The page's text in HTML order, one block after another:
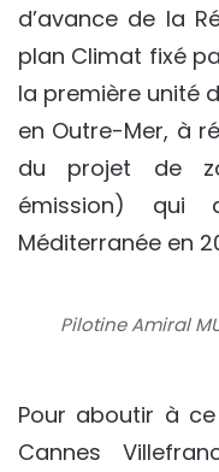
d’avance de la
plan Climat fixé
la première unité
en Outre-Mer, à
du projet de
émission)
Méditerranée en
Pilotine Amiral
Pour aboutir à
Cannes